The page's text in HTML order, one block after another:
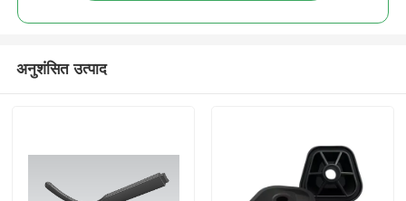
अनुशंसित उत्पाद